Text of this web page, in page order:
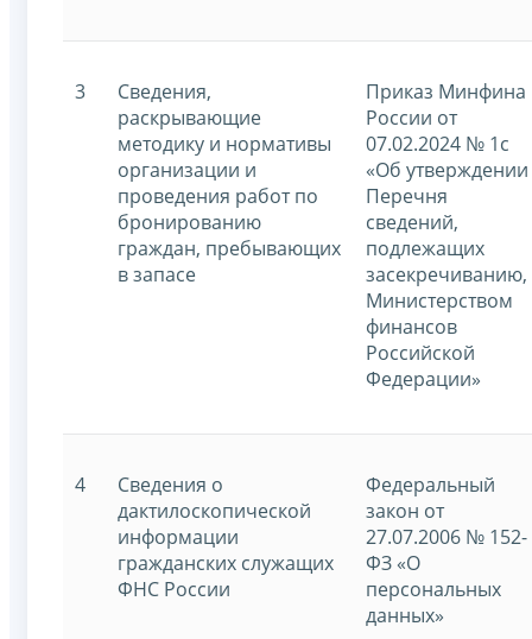
3
Сведения,
раскрывающие
методику и нормативы
организации и
проведения работ по
бронированию
граждан, пребывающих
в запасе
Приказ Минфина
России от
07.02.2024 № 1с
«Об утверждении
Перечня
сведений,
подлежащих
засекречиванию,
Министерством
финансов
Российской
Федерации»
4
Сведения о
дактилоскопической
информации
гражданских служащих
ФНС России
Федеральный
закон от
27.07.2006 № 152-
ФЗ «О
персональных
данных»